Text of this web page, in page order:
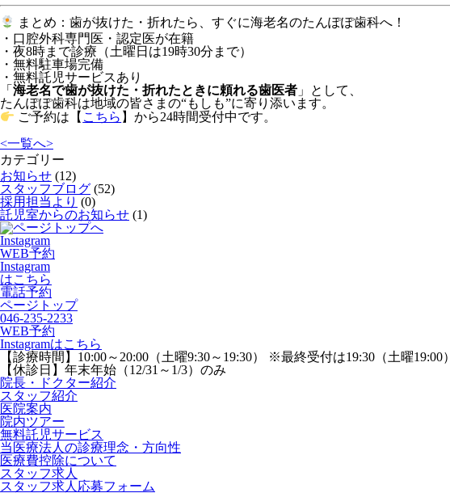
まとめ：歯が抜けた・折れたら、すぐに海老名のたんぽぽ歯科へ！
・口腔外科専門医・認定医が在籍
・夜8時まで診療（土曜日は19時30分まで）
・無料駐車場完備
・無料託児サービスあり
「 海老名で歯が抜けた・折れたときに頼れる歯医者 」として、
たんぽぽ歯科は地域の皆さまの“もしも”に寄り添います。
ご予約は【 こちら 】から24時間受付中です。
<一覧へ>
カテゴリー
お知らせ (12)
スタッフブログ (52)
採用担当より (0)
託児室からのお知らせ (1)
Instagram
WEB予約
Instagram
はこちら
電話予約
ページトップ
046-235-2233
WEB予約
Instagramはこちら
【診療時間】 10:00～20:00（土曜9:30～19:30） ※最終受付は19:30（土曜19:00）
【休診日】 年末年始（12/31～1/3）のみ
院長・ドクター紹介
スタッフ紹介
医院案内
院内ツアー
無料託児サービス
当医療法人の診療理念・方向性
医療費控除について
スタッフ求人
スタッフ求人応募フォーム